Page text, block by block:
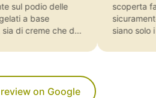
sul podio delle
a base
di creme che di
gentile e
scoperta
siano solo i
on Google